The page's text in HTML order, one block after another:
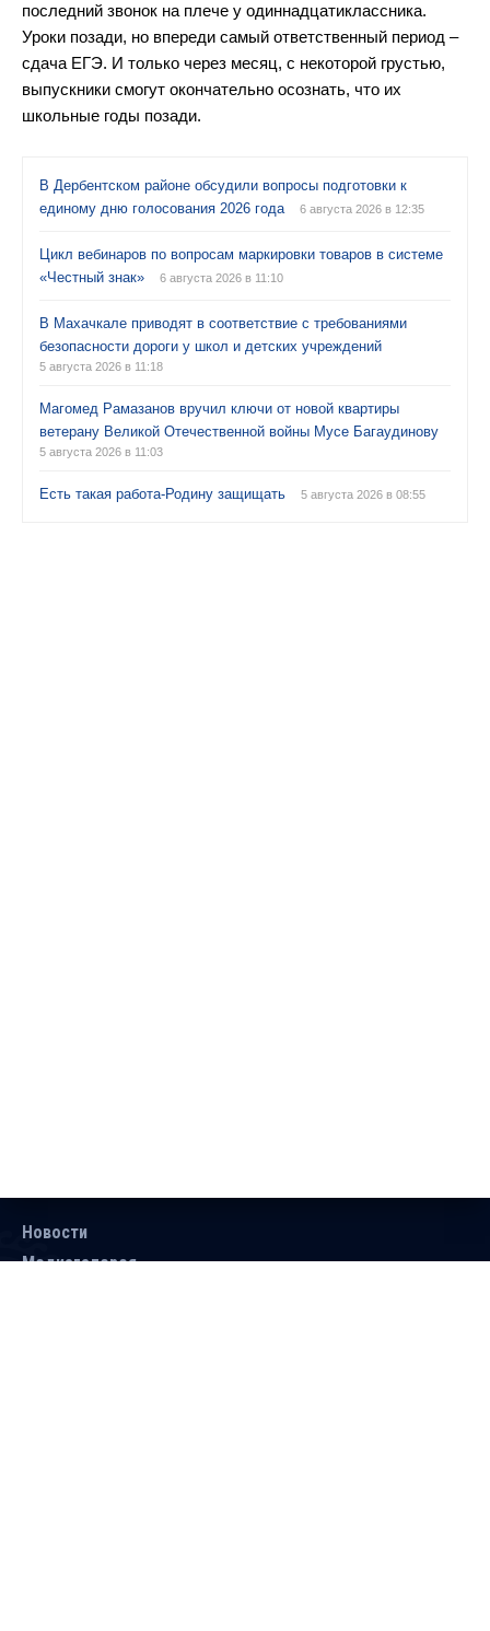
последний звонок на плече у одиннадцатиклассника.
Уроки позади, но впереди самый ответственный период –
сдача ЕГЭ. И только через месяц, с некоторой грустью,
выпускники смогут окончательно осознать, что их
школьные годы позади.
В Дербентском районе обсудили вопросы подготовки к
единому дню голосования 2026 года
6 августа 2026 в 12:35
Цикл вебинаров по вопросам маркировки товаров в системе
«Честный знак»
6 августа 2026 в 11:10
В Махачкале приводят в соответствие с требованиями
безопасности дороги у школ и детских учреждений
5 августа 2026 в 11:18
Магомед Рамазанов вручил ключи от новой квартиры
ветерану Великой Отечественной войны Мусе Багаудинову
5 августа 2026 в 11:03
Есть такая работа-Родину защищать 5 августа 2026 в 08:55
Новости
Медиагалерея